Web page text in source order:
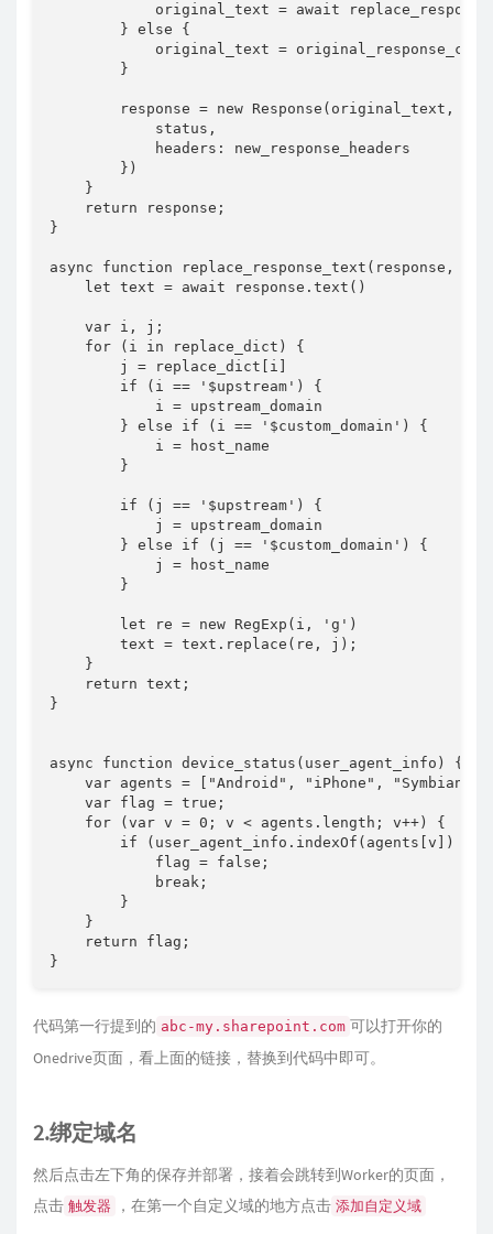
original_text = await
        } else {
original_text =
        }
        response = new Response(original_text, {
            status,
            headers: new_response_headers
        })
    }
    return response;
}
async function replace_response_text(response,
    let text = await response.text()
    var i, j;
    for (i in replace_dict) {
        j = replace_dict[i]
        if (i == '$upstream') {
            i = upstream_domain
        } else if (i == '$custom_domain') {
            i = host_name
        }
        if (j == '$upstream') {
            j = upstream_domain
        } else if (j == '$custom_domain') {
            j = host_name
        }
        let re = new RegExp(i, 'g')
        text = text.replace(re, j);
    }
    return text;
}
async function device_status(user_agent_info) {
var agents = ["Android", "iPhone",
    var flag = true;
    for (var v = 0; v < agents.length; v++) {
if (user_agent_info.indexOf(agents[v]) >
            flag = false;
            break;
        }
    }
    return flag;
}
代码第一行提到的 abc-my.sharepoint.com 可以打开你的
Onedrive页面，看上面的链接，替换到代码中即可。
2.绑定域名
然后点击左下角的保存并部署，接着会跳转到Worker的页面，
点击 触发器 ，在第一个自定义域的地方点击 添加自定义域